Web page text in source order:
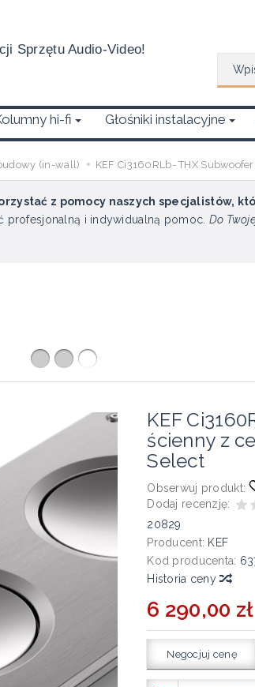
Sprzętu Audio-Video!
hi-fi Głośniki instalacyjne
(in-wall) KEF Ci3160RLb- THX
z pomocy naszych specjalistów,
profesjonalną i indywidualną pomoc. Do
KEF
ścienny z
Select
Obserwuj produkt:
Dodaj recenzję:
20829
Producent: KEF
Kod producenta:
Historia ceny
6 290,00 zł
Negocjuj cenę